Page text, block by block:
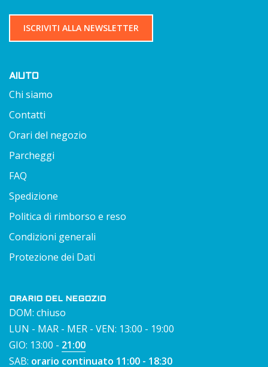
ISCRIVITI ALLA NEWSLETTER
AIUTO
Chi siamo
Contatti
Orari del negozio
Parcheggi
FAQ
Spedizione
Politica di rimborso e reso
Condizioni generali
Protezione dei Dati
ORARIO DEL NEGOZIO
DOM: chiuso
LUN - MAR - MER - VEN: 13:00 - 19:00
GIO: 13:00 - 21:00
SAB: orario continuato 11:00 - 18:30